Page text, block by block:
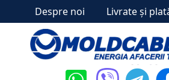
Despre noi Livrate și